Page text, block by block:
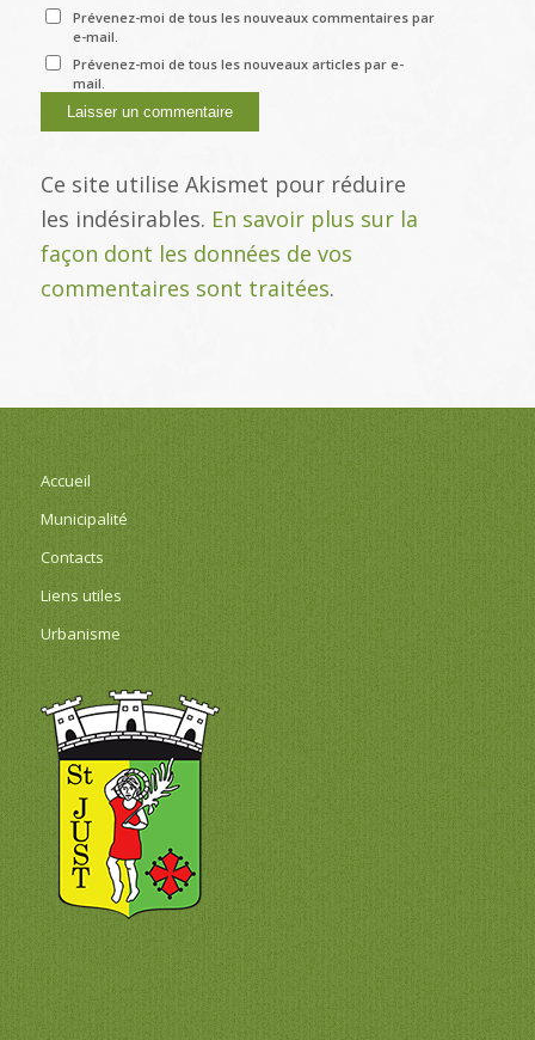
Prévenez-moi de tous les nouveaux commentaires par
e-mail.
Prévenez-moi de tous les nouveaux articles par e-
mail.
Ce site utilise Akismet pour réduire
les indésirables. En savoir plus sur la
façon dont les données de vos
commentaires sont traitées.
Accueil
Municipalité
Contacts
Liens utiles
Urbanisme